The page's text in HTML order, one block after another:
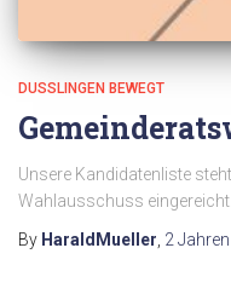
DUSSLINGEN BEWEGT
Unsere Kandidatenliste
Wahlausschuss eingereicht.
By HaraldMueller, 2 Jahren